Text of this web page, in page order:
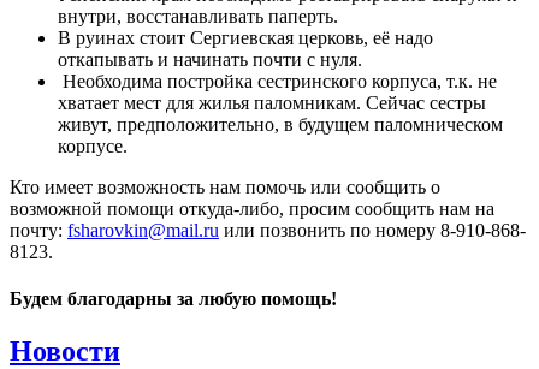
внутри, восстанавливать паперть.
В руинах стоит Сергиевская церковь, её надо
откапывать и начинать почти с нуля.
Необходима постройка сестринского корпуса, т.к. не
хватает мест для жилья паломникам. Сейчас сестры
живут, предположительно, в будущем паломническом
корпусе.
Кто имеет возможность нам помочь или сообщить о
возможной помощи откуда-либо, просим сообщить нам на
почту: fsharovkin@mail.ru или позвонить по номеру 8-910-868-
8123.
Будем благодарны за любую помощь!
Новости